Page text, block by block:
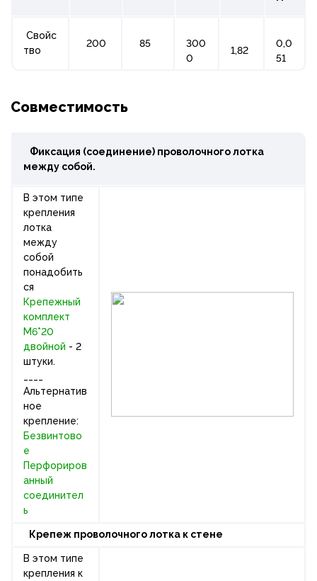
Свойс
тво
200 85
300
0
1,82
0,0
51
Совместимость
Фиксация (соединение) проволочного лотка
между собой.
В этом типе
крепления
лотка
между
собой
понадобить
ся
Крепежный
комплект
М6*20
двойной - 2
штуки.
Альтернатив
ное
крепление:
Безвинтово
е
Перфориров
анный
соединител
ь
Крепеж проволочного лотка к стене
В этом типе
крепления к